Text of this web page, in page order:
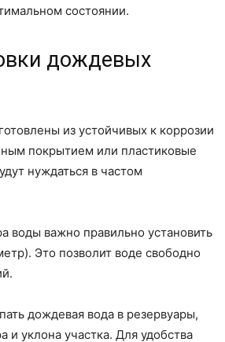
состоянии.
дождевых
из устойчивых к коррозии
покрытием или пластиковые
нуждаться в частом
воды важно правильно установить
Это позволит воде свободно
дождевая вода в резервуары,
уклона участка. Для удобства